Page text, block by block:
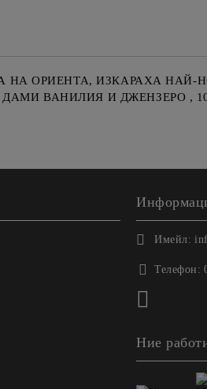
НА ОРИЕНТА, ИЗКАРАХА
ВАНИЛИЯ И ДЖЕНЗЕРО ,
Имейл:
Телефон:
Ние